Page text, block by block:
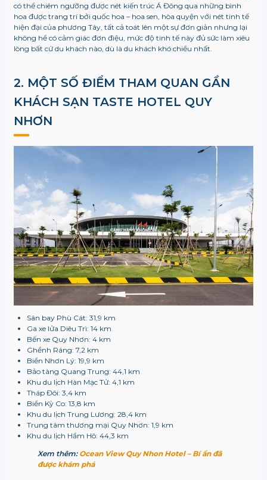
có thể chiêm ngưỡng được nét kiến ​​trúc Á Đông qua những bình
hoa được trang trí bởi quốc hoa – hoa sen, hòa quyện với nét tinh tế
hiện đại của phương Tây, tất cả toát lên một sự đơn giản nhưng lại
không hề có cảm giác đơn điệu, mức độ tinh tế này đủ sức làm xiêu
lòng bất cứ du khách nào, dù là du khách khó chiều nhất.
2. MỘT SỐ ĐIỂM THAM QUAN GẦN
KHÁCH SẠN TASTE HOTEL QUY
NHƠN
Sân bay Phù Cát: 31,9 km
Ga xe lửa Diêu Trì: 14 km
Bến xe Quy Nhơn: 4 km
Ghềnh Ráng: 7,2 km
Biển Nhơn Lý: 19,9 km
Bảo tàng Quang Trung: 44,1 km
Khu du lịch Hàn Mạc Tử: 4,1 km
Tháp Đôi: 3,4 km
Biển Kỳ Co: 13,8 km
Khu du lịch Trung Lương: 28,4 km
Trung tâm thương mại Quy Nhơn: 1,9 km
Khu du lịch Hầm Hô: 44,3 km
Xem thêm: Ocean View Quy Nhon Hotel – Bí ẩn đã
được khám phá